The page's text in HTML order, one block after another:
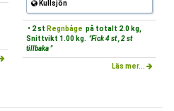
Kullsjön
• 2 st Regnbåge på totalt 2.0 kg,
Snittvikt 1.00 kg. "Fick 4 st , 2 st
tillbaka "
Läs mer...